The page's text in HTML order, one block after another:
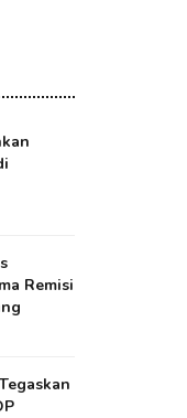
Remisi